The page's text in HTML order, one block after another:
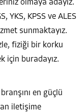
olmaya adayız.
YKS, KPSS ve ALES
sunmaktayız.
fiziği bir korku
için buradayız.
en güçlü
iletişime